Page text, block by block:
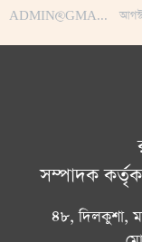
ADMIN@GMAIL.COM
সম্পাদক
৪৮, দিলকুশা,